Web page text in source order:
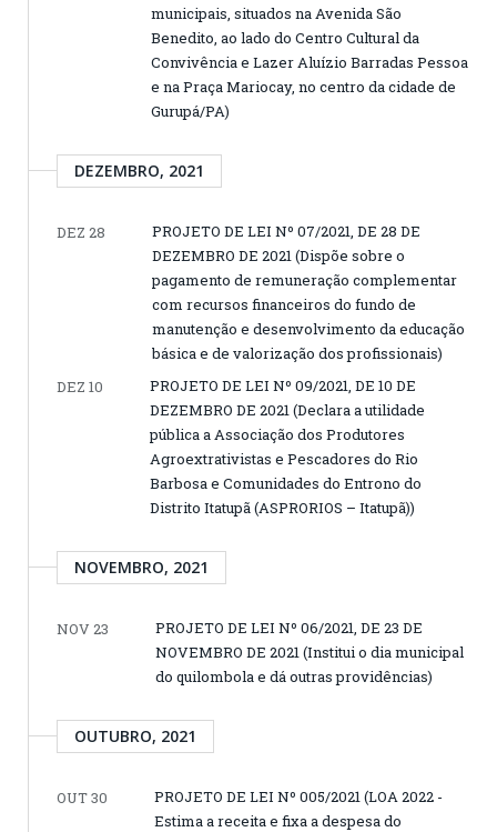
municipais, situados na Avenida São
Benedito, ao lado do Centro Cultural da
Convivência e Lazer Aluízio Barradas Pessoa
e na Praça Mariocay, no centro da cidade de
Gurupá/PA)
DEZEMBRO, 2021
DEZ 28
PROJETO DE LEI Nº 07/2021, DE 28 DE
DEZEMBRO DE 2021 (Dispõe sobre o
pagamento de remuneração complementar
com recursos financeiros do fundo de
manutenção e desenvolvimento da educação
básica e de valorização dos profissionais)
DEZ 10
PROJETO DE LEI Nº 09/2021, DE 10 DE
DEZEMBRO DE 2021 (Declara a utilidade
pública a Associação dos Produtores
Agroextrativistas e Pescadores do Rio
Barbosa e Comunidades do Entrono do
Distrito Itatupã (ASPRORIOS – Itatupã))
NOVEMBRO, 2021
NOV 23
PROJETO DE LEI Nº 06/2021, DE 23 DE
NOVEMBRO DE 2021 (Institui o dia municipal
do quilombola e dá outras providências)
OUTUBRO, 2021
OUT 30
PROJETO DE LEI Nº 005/2021 (LOA 2022 -
Estima a receita e fixa a despesa do